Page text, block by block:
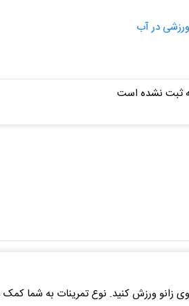
ورزشی در آب
ثبت نشده است
ورزش کنید. نوع تمرینات به شما کمک